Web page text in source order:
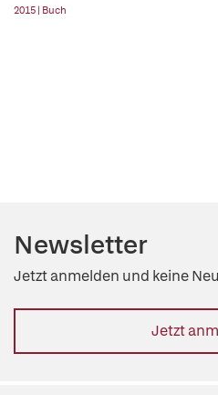
2015 | Buch
Newsletter
Jetzt anmelden und keine
Jetzt